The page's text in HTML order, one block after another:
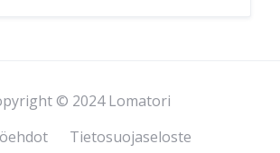
© 2024 Lomatori
Tietosuojaseloste